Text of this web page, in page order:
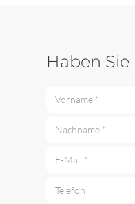
Haben Sie
Vorname *
Nachname *
E-Mail *
Telefon